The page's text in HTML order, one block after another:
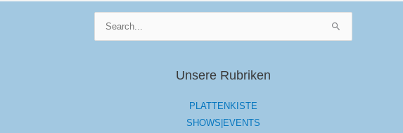
Unsere Rubriken
PLATTENKISTE
SHOWS|EVENTS